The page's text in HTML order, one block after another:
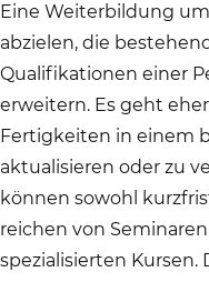
Eine Weiterbildung
abzielen, die
Qualifikationen einer
erweitern. Es geht
Fertigkeiten in einem
aktualisieren oder zu
können sowohl
reichen von
spezialisierten Kursen.